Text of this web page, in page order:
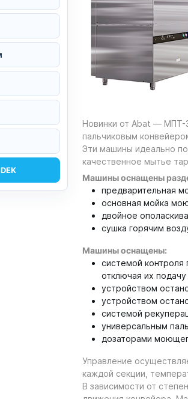
Новинки от Abat —
пальчиковым
Эти машины идеально
качественное мытье
Машины оснащены
предварительная
основная мойка
двойное
сушка горячим
Машины оснащены:
системой контроля
отключая их
устройством
устройством
системой
универсальным
дозаторами
Управление
каждой секции,
В зависимости от